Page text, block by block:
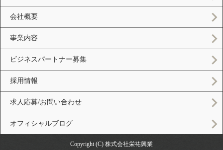
会社概要
事業内容
ビジネスパートナー募集
採用情報
求人応募/お問い合わせ
オフィシャルブログ
Copyright (C) 株式会社栄祐興業